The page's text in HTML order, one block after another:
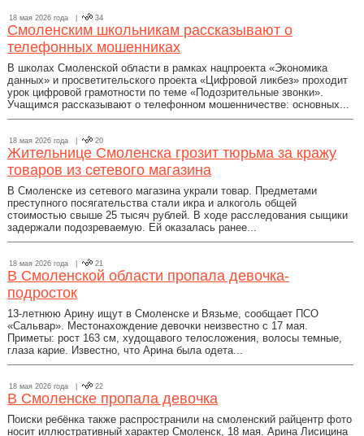
18 мая 2026 года | 34
Смоленским школьникам рассказывают о
телефонных мошенниках
В школах Смоленской области в рамках нацпроекта «Экономика
данных» и просветительского проекта «Цифровой ликбез» проходит
урок цифровой грамотности по теме «Подозрительные звонки».
Учащимся рассказывают о телефонном мошенничестве: основных...
18 мая 2026 года | 20
Жительнице Смоленска грозит тюрьма за кражу
товаров из сетевого магазина
В Смоленске из сетевого магазина украли товар. Предметами
преступного посягательства стали икра и алкоголь общей
стоимостью свыше 25 тысяч рублей. В ходе расследования сыщики
задержали подозреваемую. Ей оказалась ранее...
18 мая 2026 года | 21
В Смоленской области пропала девочка-
подросток
13-летнюю Арину ищут в Смоленске и Вязьме, сообщает ПСО
«Сальвар». Местонахождение девочки неизвестно с 17 мая.
Приметы: рост 163 см, худощавого телосложения, волосы темные,
глаза карие. Известно, что Арина была одета...
18 мая 2026 года | 22
В Смоленске пропала девочка
Поиски ребёнка также распространили на смоленский райцентр фото
носит иллюстративный характер Смоленск, 18 мая. Арина Лисицина